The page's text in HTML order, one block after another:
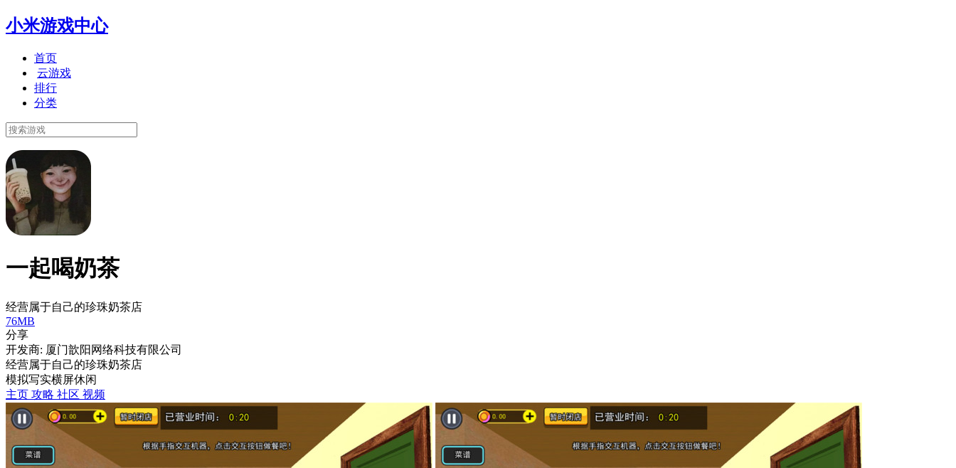
小米游戏中心
首页
云游戏
排行
分类
一起喝奶茶
经营属于自己的珍珠奶茶店
76MB
分享
开发商: 厦门歆阳网络科技有限公司
经营属于自己的珍珠奶茶店
模拟写实横屏休闲
主页 攻略 社区 视频